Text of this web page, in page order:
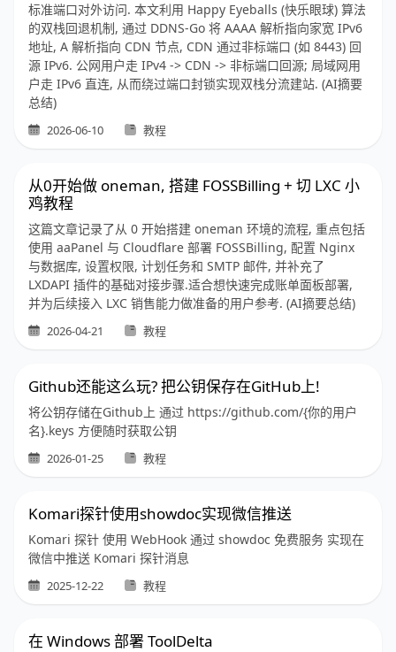
标准端口对外访问. 本文利用 Happy Eyeballs (快乐眼球) 算法
的双栈回退机制, 通过 DDNS-Go 将 AAAA 解析指向家宽 IPv6
地址, A 解析指向 CDN 节点, CDN 通过非标端口 (如 8443) 回
源 IPv6. 公网用户走 IPv4 -> CDN -> 非标端口回源; 局域网用
户走 IPv6 直连, 从而绕过端口封锁实现双栈分流建站. (AI摘要
总结)
2026-06-10 教程
从0开始做 oneman, 搭建 FOSSBilling + 切 LXC 小
鸡教程
这篇文章记录了从 0 开始搭建 oneman 环境的流程, 重点包括
使用 aaPanel 与 Cloudflare 部署 FOSSBilling, 配置 Nginx
与数据库, 设置权限, 计划任务和 SMTP 邮件, 并补充了
LXDAPI 插件的基础对接步骤.适合想快速完成账单面板部署,
并为后续接入 LXC 销售能力做准备的用户参考. (AI摘要总结)
2026-04-21 教程
Github还能这么玩? 把公钥保存在GitHub上!
将公钥存储在Github上 通过 https://github.com/{你的用户
名}.keys 方便随时获取公钥
2026-01-25 教程
Komari探针使用showdoc实现微信推送
Komari 探针 使用 WebHook 通过 showdoc 免费服务 实现在
微信中推送 Komari 探针消息
2025-12-22 教程
在 Windows 部署 ToolDelta